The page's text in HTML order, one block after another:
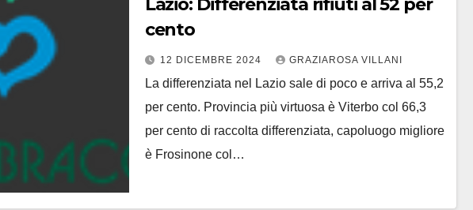
cento
12 DICEMBRE 2024 GRAZIAROSA VILLANI
La differenziata nel Lazio sale di poco e arriva al 55,2
per cento. Provincia più virtuosa è Viterbo col 66,3
per cento di raccolta differenziata, capoluogo migliore
è Frosinone col…